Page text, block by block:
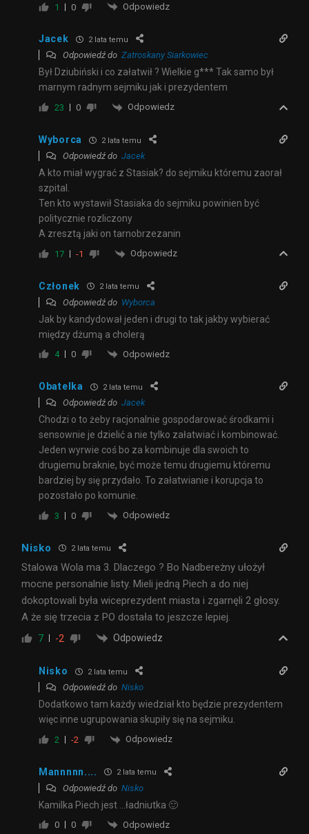
1 0 Odpowiedz
Jacek 2 lata temu
Odpowiedź do Zatroskany Siarkowiec
Był Dziubiński i co załatwił ? Wielkie g*** Tak samo był
marnym radnym sejmiku jak i prezydentem
23 0 Odpowiedz
Wyborca 2 lata temu
Odpowiedź do Jacek
A kto miał wygrać z Stasiak? do sejmiku któremu zaorał
szpital.
Ten kto wystawił Stasiaka do sejmiku powinien być
politycznie rozliczony
A zresztą jaki on tarnobrzezanin
17 -1 Odpowiedz
Członek 2 lata temu
Odpowiedź do Wyborca
Jak by kandydował jeden i drugi to tak jakby wybierać
między dżumą a cholerą
4 0 Odpowiedz
Obatelka 2 lata temu
Odpowiedź do Jacek
Chodzi o to żeby racjonalnie gospodarować środkami i
sensownie je dzielić a nie tylko załatwiać i kombinować.
Jeden wyrwie coś bo za kombinuje dla swoich to
drugiemu braknie, być może temu drugiemu któremu
bardziej by się przydało. To załatwianie i korupcja to
pozostało po komunie.
3 0 Odpowiedz
Nisko 2 lata temu
Stalowa Wola ma 3. Dlaczego ? Bo Nadbereżny ułożył
mocne personalnie listy. Mieli jedną Piech a do niej
dokoptowali była wiceprezydent miasta i zgarnęli 2 głosy.
A że się trzecia z PO dostała to jeszcze lepiej.
7 -2 Odpowiedz
Nisko 2 lata temu
Odpowiedź do Nisko
Dodatkowo tam każdy wiedział kto będzie prezydentem
więc inne ugrupowania skupiły się na sejmiku.
2 -2 Odpowiedz
Mannnnn.... 2 lata temu
Odpowiedź do Nisko
Kamilka Piech jest …ładniutka 🙂
0 0 Odpowiedz